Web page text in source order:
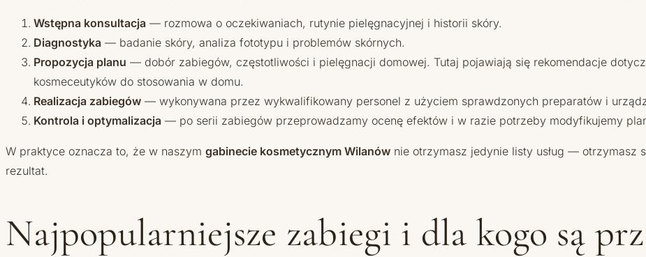
Wstępna konsultacja — rozmowa o oczekiwaniach, rutynie pielęgnacyjnej i historii skóry.
Diagnostyka — badanie skóry, analiza fototypu i problemów skórnych.
Propozycja planu — dobór zabiegów, częstotliwości i pielęgnacji domowej. Tutaj pojawiają się rekomendacje
kosmeceutyków do stosowania w domu.
Realizacja zabiegów — wykonywana przez wykwalifikowany personel z użyciem sprawdzonych preparatów i
Kontrola i optymalizacja — po serii zabiegów przeprowadzamy ocenę efektów i w razie potrzeby modyfikujemy
W praktyce oznacza to, że w naszym gabinecie kosmetycznym Wilanów nie otrzymasz jedynie listy usług — otrzymasz
rezultat.
Najpopularniejsze zabiegi i dla kogo są